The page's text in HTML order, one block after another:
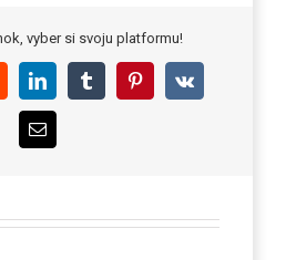
vyber si svoju platformu!
LinkedInTumblrPinterest
Vk
Email